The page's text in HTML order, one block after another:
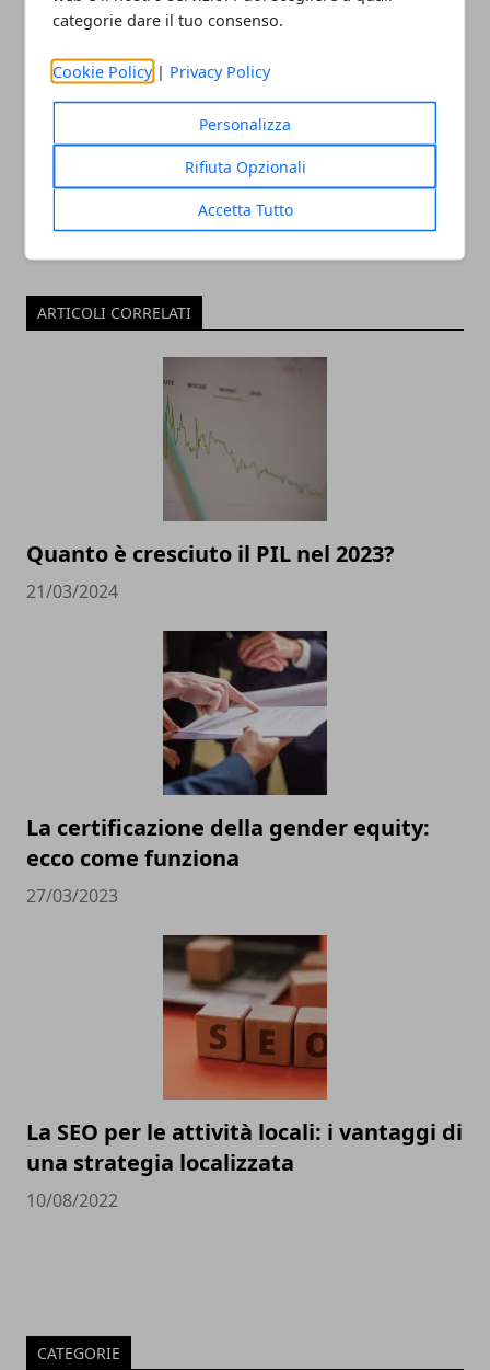
categorie dare il tuo consenso.
Cookie Policy | Privacy Policy
Personalizza
Rifiuta Opzionali
Accetta Tutto
Redazione
Notizie scritte da Pamela Tela per
EconomiaOnline.net . News più
solide e in tempo reale dal mondo
dell'economia in Italia e dal mondo.
ARTICOLI CORRELATI
Quanto è cresciuto il PIL nel 2023?
21/03/2024
La certificazione della gender equity:
ecco come funziona
27/03/2023
La SEO per le attività locali: i vantaggi di
una strategia localizzata
10/08/2022
CATEGORIE